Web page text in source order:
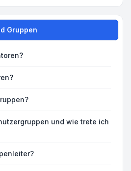
Gruppen
und wie trete ich